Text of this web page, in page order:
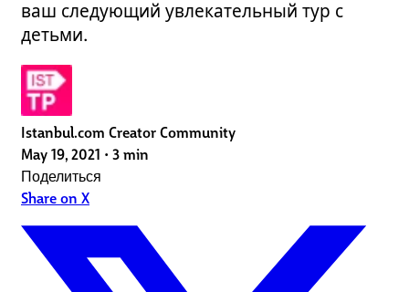
ваш следующий увлекательный тур с
детьми.
Istanbul.com Creator Community
May 19, 2021 • 3 min
Поделиться
Share on X